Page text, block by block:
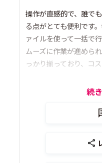
操作が直感的で、誰で
る点がとても便利です
ァイルを使って一括で
ムーズに作業が進めら
っかり揃っており、コ
続